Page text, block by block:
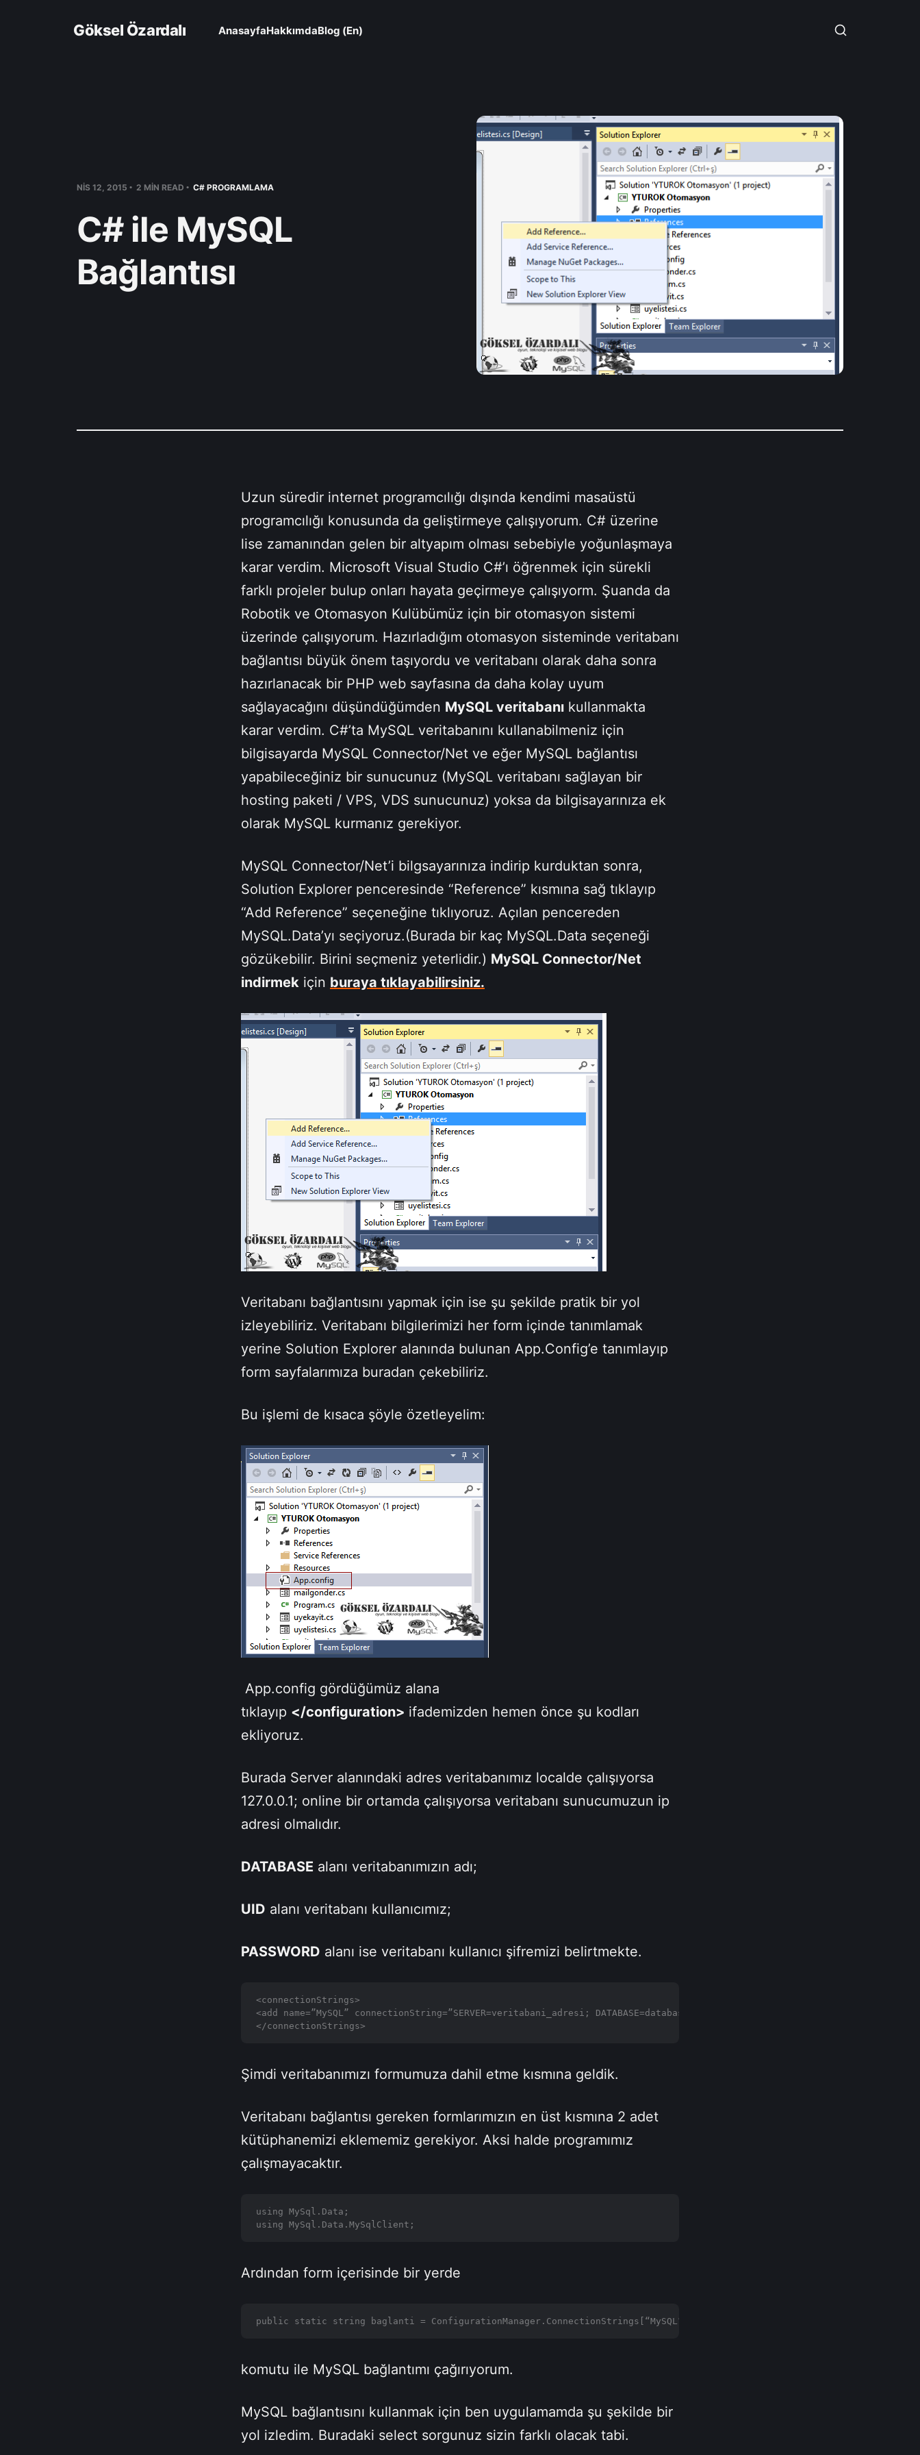
Göksel Özardalı AnasayfaHakkımdaBlog (En)
NIS 12, 2015 2 MIN READ C# PROGRAMLAMA
C# ile MySQL
Bağlantısı
Uzun süredir internet programcılığı dışında kendimi masaüstü
programcılığı konusunda da geliştirmeye çalışıyorum. C# üzerine
lise zamanından gelen bir altyapım olması sebebiyle yoğunlaşmaya
karar verdim. Microsoft Visual Studio C#’ı öğrenmek için sürekli
farklı projeler bulup onları hayata geçirmeye çalışıyorm. Şuanda da
Robotik ve Otomasyon Kulübümüz için bir otomasyon sistemi
üzerinde çalışıyorum. Hazırladığım otomasyon sisteminde veritabanı
bağlantısı büyük önem taşıyordu ve veritabanı olarak daha sonra
hazırlanacak bir PHP web sayfasına da daha kolay uyum
sağlayacağını düşündüğümden MySQL veritabanı kullanmakta
karar verdim. C#’ta MySQL veritabanını kullanabilmeniz için
bilgisayarda MySQL Connector/Net ve eğer MySQL bağlantısı
yapabileceğiniz bir sunucunuz (MySQL veritabanı sağlayan bir
hosting paketi / VPS, VDS sunucunuz) yoksa da bilgisayarınıza ek
olarak MySQL kurmanız gerekiyor.
MySQL Connector/Net’i bilgsayarınıza indirip kurduktan sonra,
Solution Explorer penceresinde “Reference” kısmına sağ tıklayıp
“Add Reference” seçeneğine tıklıyoruz. Açılan pencereden
MySQL.Data’yı seçiyoruz.(Burada bir kaç MySQL.Data seçeneği
gözükebilir. Birini seçmeniz yeterlidir.) MySQL Connector/Net
indirmek için buraya tıklayabilirsiniz.
Veritabanı bağlantısını yapmak için ise şu şekilde pratik bir yol
izleyebiliriz. Veritabanı bilgilerimizi her form içinde tanımlamak
yerine Solution Explorer alanında bulunan App.Config’e tanımlayıp
form sayfalarımıza buradan çekebiliriz.
Bu işlemi de kısaca şöyle özetleyelim:
App.config gördüğümüz alana
tıklayıp </configuration> ifademizden hemen önce şu kodları
ekliyoruz.
Burada Server alanındaki adres veritabanımız localde çalışıyorsa
127.0.0.1; online bir ortamda çalışıyorsa veritabanı sunucumuzun ip
adresi olmalıdır.
DATABASE alanı veritabanımızın adı;
UID alanı veritabanı kullanıcımız;
PASSWORD alanı ise veritabanı kullanıcı şifremizi belirtmekte.
<connectionStrings>
<add name=”MySQL” connectionString=”SERVER=veritabani_adresi; DATABASE=database_adi; UID=database_kullanıcı;
</connectionStrings>
Şimdi veritabanımızı formumuza dahil etme kısmına geldik.
Veritabanı bağlantısı gereken formlarımızın en üst kısmına 2 adet
kütüphanemizi eklememiz gerekiyor. Aksi halde programımız
çalışmayacaktır.
using MySql.Data;
using MySql.Data.MySqlClient;
Ardından form içerisinde bir yerde
public static string baglanti = ConfigurationManager.ConnectionStrings[“MySQL”].ToString();
komutu ile MySQL bağlantımı çağırıyorum.
MySQL bağlantısını kullanmak için ben uygulamamda şu şekilde bir
yol izledim. Buradaki select sorgunuz sizin farklı olacak tabi.